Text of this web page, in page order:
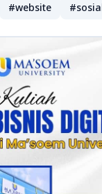
#website